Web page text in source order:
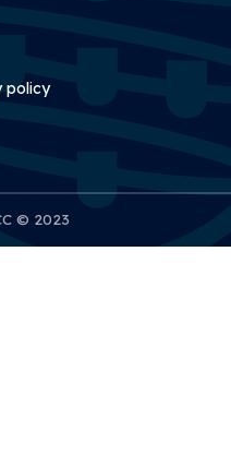
policy
© 2023